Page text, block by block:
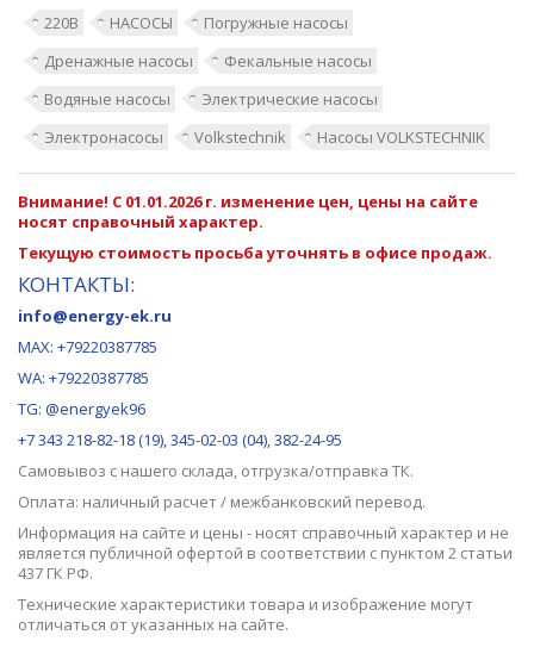
220В НАСОСЫ
Погружные насосы
Дренажные насосы
Фекальные насосы
Водяные насосы
Электрические насосы
Электронасосы
Volkstechnik Насосы VOLKSTECHNIK
Внимание! С 01.01.2026 г. изменение цен, цены на сайте
носят справочный характер.
Текущую стоимость просьба уточнять в офисе продаж.
КОНТАКТЫ:
info@energy-ek.ru
MAX: +79220387785
WA: +79220387785
TG: @energyek96
+7 343 218-82-18 (19), 345-02-03 (04), 382-24-95
Самовывоз с нашего склада, отгрузка/отправка ТК.
Оплата: наличный расчет / межбанковский перевод.
Информация на сайте и цены - носят справочный характер и не
является публичной офертой в соответствии с пунктом 2 статьи
437 ГК РФ.
Технические характеристики товара и изображение могут
отличаться от указанных на сайте.